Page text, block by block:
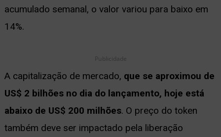
acumulado semanal, o valor variou para baixo em
14%.
Publicidade
A capitalização de mercado, que se aproximou de
US$ 2 bilhões no dia do lançamento, hoje está
abaixo de US$ 200 milhões. O preço do token
também deve ser impactado pela liberação